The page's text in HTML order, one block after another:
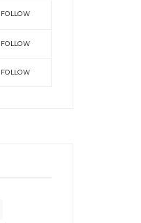
FOLLOW
FOLLOW
FOLLOW